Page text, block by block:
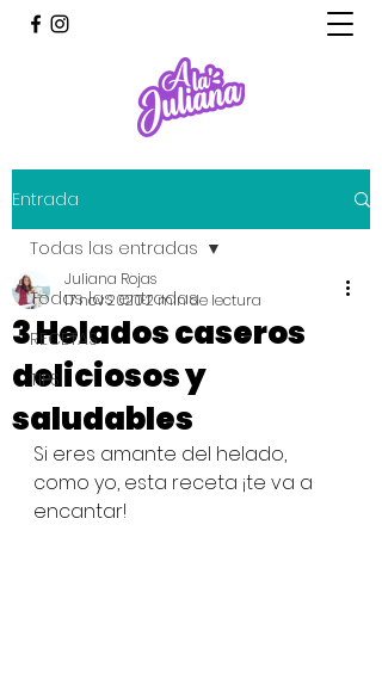
Entrada
Todas las entradas
RECETAS
TIPS
Todas las entradas
3 Helados caseros
deliciosos y
saludables
Juliana Rojas
17 nov 20202 min de lectura
Si eres amante del helado,
como yo, esta receta ¡te va a
encantar!